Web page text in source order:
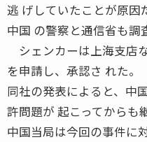
逃 げしていたことが原因
中国 の警察と通信省も調
シェンカーは上海支店
を申請し、承認さ れた。
同社の発表によると、中
許問題が 起こってからも
中国当局は今回の事件に